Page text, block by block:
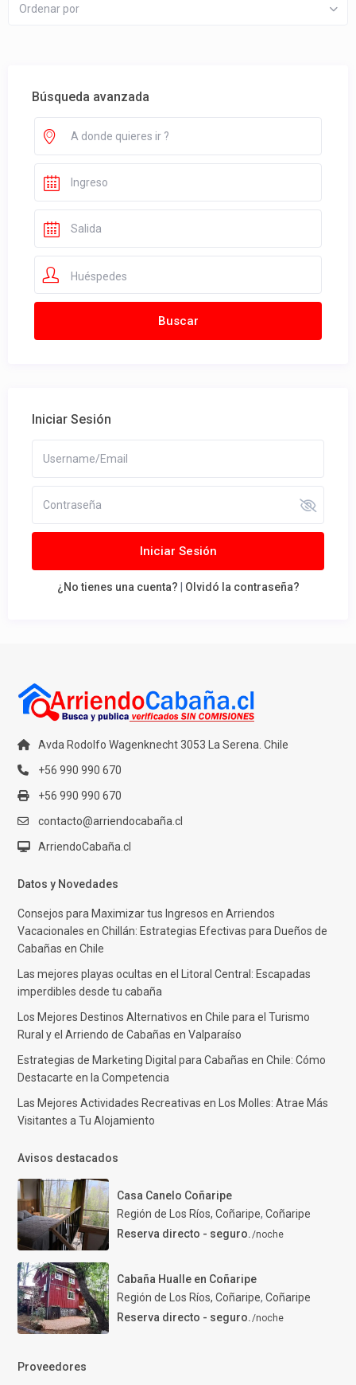
Ordenar por
Búsqueda avanzada
Huéspedes
Iniciar Sesión
Iniciar Sesión
¿No tienes una cuenta? Olvidó la contraseña?
Avda Rodolfo Wagenknecht 3053 La Serena. Chile
+56 990 990 670
+56 990 990 670
contacto@arriendocabaña.cl
ArriendoCabaña.cl
Datos y Novedades
Consejos para Maximizar tus Ingresos en Arriendos
Vacacionales en Chillán: Estrategias Efectivas para Dueños de
Cabañas en Chile
Las mejores playas ocultas en el Litoral Central: Escapadas
imperdibles desde tu cabaña
Los Mejores Destinos Alternativos en Chile para el Turismo
Rural y el Arriendo de Cabañas en Valparaíso
Estrategias de Marketing Digital para Cabañas en Chile: Cómo
Destacarte en la Competencia
Las Mejores Actividades Recreativas en Los Molles: Atrae Más
Visitantes a Tu Alojamiento
Avisos destacados
Casa Canelo Coñaripe
Región de Los Ríos, Coñaripe, Coñaripe
Reserva directo - seguro./noche
Cabaña Hualle en Coñaripe
Región de Los Ríos, Coñaripe, Coñaripe
Reserva directo - seguro./noche
Proveedores